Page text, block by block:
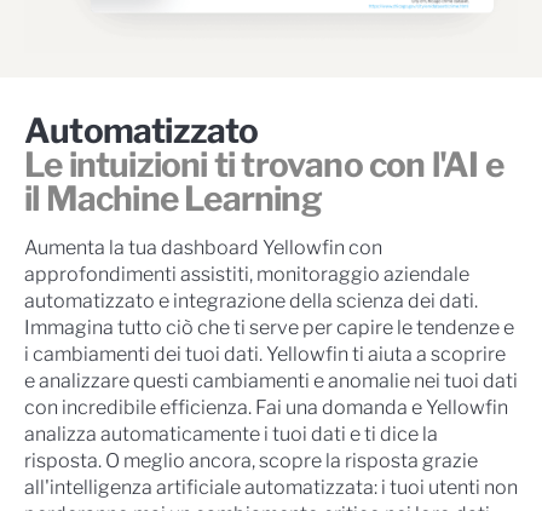
Automatizzato
Le intuizioni ti trovano con l'AI e
il Machine Learning
Aumenta la tua dashboard Yellowfin con
approfondimenti assistiti, monitoraggio aziendale
automatizzato e integrazione della scienza dei dati.
Immagina tutto ciò che ti serve per capire le tendenze e
i cambiamenti dei tuoi dati. Yellowfin ti aiuta a scoprire
e analizzare questi cambiamenti e anomalie nei tuoi dati
con incredibile efficienza. Fai una domanda e Yellowfin
analizza automaticamente i tuoi dati e ti dice la
risposta. O meglio ancora, scopre la risposta grazie
all'intelligenza artificiale automatizzata: i tuoi utenti non